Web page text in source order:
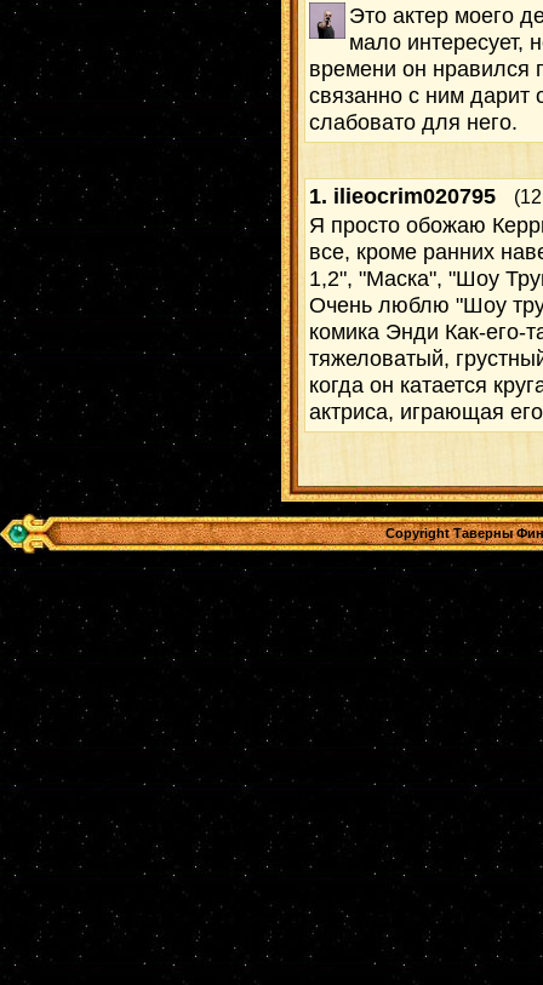
Это актер моего
мало интересует,
времени он нравился
связанно с ним дарит
слабовато для него.
1. ilieocrim020795
Я просто обожаю
все, кроме ранних
1,2", "Маска", "Шоу
Очень люблю "Шоу
комика Энди Как-его-
тяжеловатый,
когда он катается
актриса, играющая
Copyright Таверны